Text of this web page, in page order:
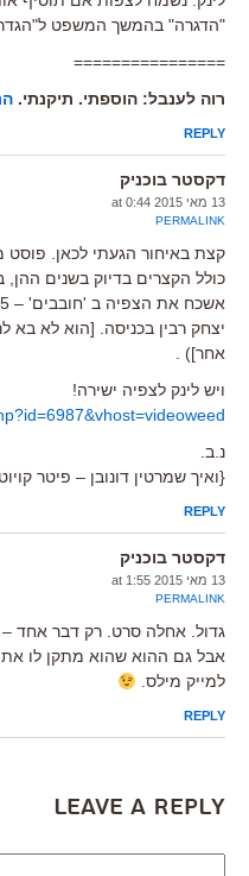
"הדגרה" בהמשך המשפט
================
רוה לענבל: הוספתי. תיקנתי.
REPLY
דקסטר בוכניק
13 מאי 2015 at 0:44
PERMALINK
קצת באיחור הגעתי לכאן. פוסט
כולל הקצרים בדיוק בשנים ההן,
יצחק רבין בכניסה. [הוא לא
אחר]) .
ויש לינק לצפיה ישירה!
נ.ב.
{ואיך שמרטין דונובן – פיטר
REPLY
דקסטר בוכניק
13 מאי 2015 at 1:55
PERMALINK
גדול. אחלה סרט. רק דבר אחד –
אבל גם ההוא שהוא מתקן לו
למייק מילס.
REPLY
Leave a Reply